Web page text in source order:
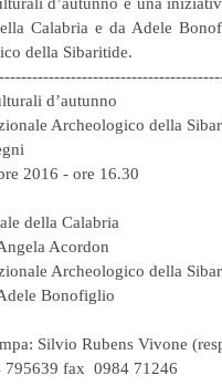
Calabria e da Adele
della Sibaritide.
d’autunno
Archeologico della
2016 - ore 16.30
della Calabria
Acordon
Archeologico della
Bonofiglio
Silvio Rubens Vivone
795639 fax  0984 71246